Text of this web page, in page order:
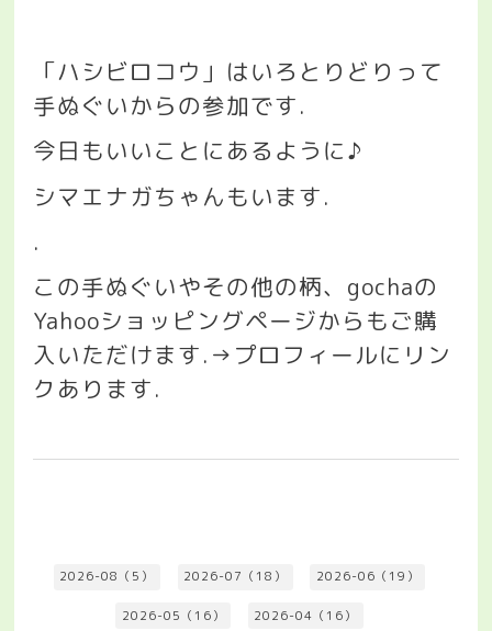
「ハシビロコウ」はいろとりどりって
手ぬぐいからの参加です.
今日もいいことにあるように♪
シマエナガちゃんもいます.
.
この手ぬぐいやその他の柄、 gochaの
Yahooショッピングページからもご購
入いただけます.→ プロフィールにリン
クあります.
2026-08（5） 2026-07（18） 2026-06（19）
2026-05（16） 2026-04（16）